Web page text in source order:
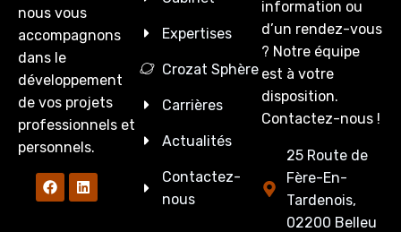
nous vous
accompagnons
dans le
développement
de vos projets
professionnels et
personnels.
Expertises
Crozat Sphère
Carrières
Actualités
Contactez-
nous
information ou
d’un rendez-vous
? Notre équipe
est à votre
disposition.
Contactez-nous !
25 Route de
Fère-En-
Tardenois,
02200 Belleu